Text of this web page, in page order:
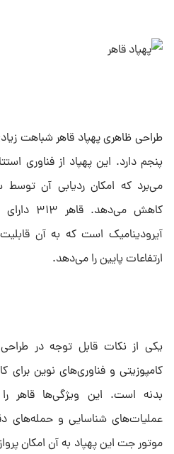
طراحی ظاهری پهپاد قاهر شباهت
پنجم دارد. این پهپاد از فناوری
می‌برد که امکان ردیابی آن توسط
کاهش
آیرودینامیک است که به آن قابلیت
ارتفاعات پایین را می‌دهد.
یکی از نکات قابل توجه در طراحی
کامپوزیتی و فناوری‌های نوین
بدنه است. این ویژگی‌ها قاهر
عملیات‌های شناسایی و حمله‌های
موتور جت این پهپاد به آن امکان